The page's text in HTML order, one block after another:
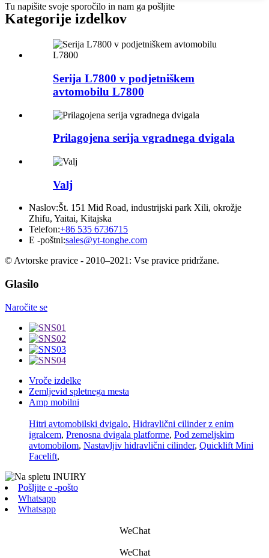
Tu napišite svoje sporočilo in nam ga pošljite
Kategorije izdelkov
Serija L7800 v podjetniškem
avtomobilu L7800
Prilagojena serija vgradnega dvigala
Valj
Naslov:Št. 151 Mid Road, industrijski park Xili, okrožje
Zhifu, Yaitai, Kitajska
Telefon:+86 535 6736715
E -poštni:sales@yt-tonghe.com
© Avtorske pravice - 2010–2021: Vse pravice pridržane.
Glasilo
Naročite se
Vroče izdelke
Zemljevid spletnega mesta
Amp mobilni
Hitri avtomobilski dvigalo, Hidravlični cilinder z enim
igralcem, Prenosna dvigala platforme, Pod zemeljskim
avtomobilom, Nastavljiv hidravlični cilinder, Quicklift Mini
Facelift,
Pošljite e -pošto
Whatsapp
Whatsapp
WeChat
WeChat